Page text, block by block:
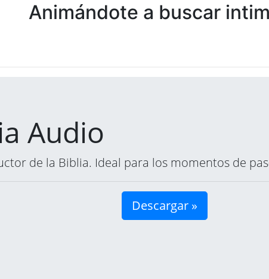
Animándote a buscar
Audio
de la Biblia. Ideal para los momentos de
Descargar »